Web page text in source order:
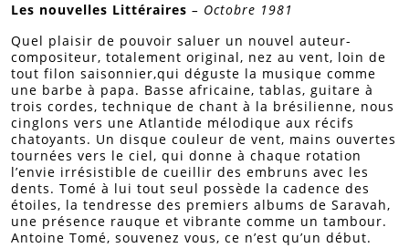
Les nouvelles Littéraires – Octobre 1981
Quel plaisir de pouvoir saluer un nouvel auteur-
compositeur, totalement original, nez au vent, loin de
tout filon saisonnier,qui déguste la musique comme
une barbe à papa. Basse africaine, tablas, guitare à
trois cordes, technique de chant à la brésilienne, nous
cinglons vers une Atlantide mélodique aux récifs
chatoyants. Un disque couleur de vent, mains ouvertes
tournées vers le ciel, qui donne à chaque rotation
l’envie irrésistible de cueillir des embruns avec les
dents. Tomé à lui tout seul possède la cadence des
étoiles, la tendresse des premiers albums de Saravah,
une présence rauque et vibrante comme un tambour.
Antoine Tomé, souvenez vous, ce n’est qu’un début.